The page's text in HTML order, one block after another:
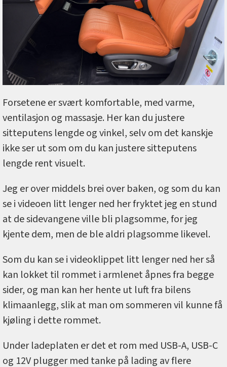
Forsetene er svært komfortable, med varme,
ventilasjon og massasje. Her kan du justere
sitteputens lengde og vinkel, selv om det kanskje
ikke ser ut som om du kan justere sitteputens
lengde rent visuelt.
Jeg er over middels brei over baken, og som du kan
se i videoen litt lenger ned her fryktet jeg en stund
at de sidevangene ville bli plagsomme, for jeg
kjente dem, men de ble aldri plagsomme likevel.
Som du kan se i videoklippet litt lenger ned her så
kan lokket til rommet i armlenet åpnes fra begge
sider, og man kan her hente ut luft fra bilens
klimaanlegg, slik at man om sommeren vil kunne få
kjøling i dette rommet.
Under ladeplaten er det et rom med USB-A, USB-C
og 12V plugger med tanke på lading av flere